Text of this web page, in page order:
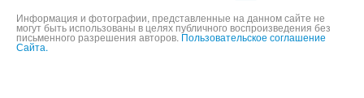
Информация и фотографии, представленные на данном сайте не
могут быть использованы в целях публичного воспроизведения без
письменного разрешения авторов. Пользовательское соглашение
Сайта.